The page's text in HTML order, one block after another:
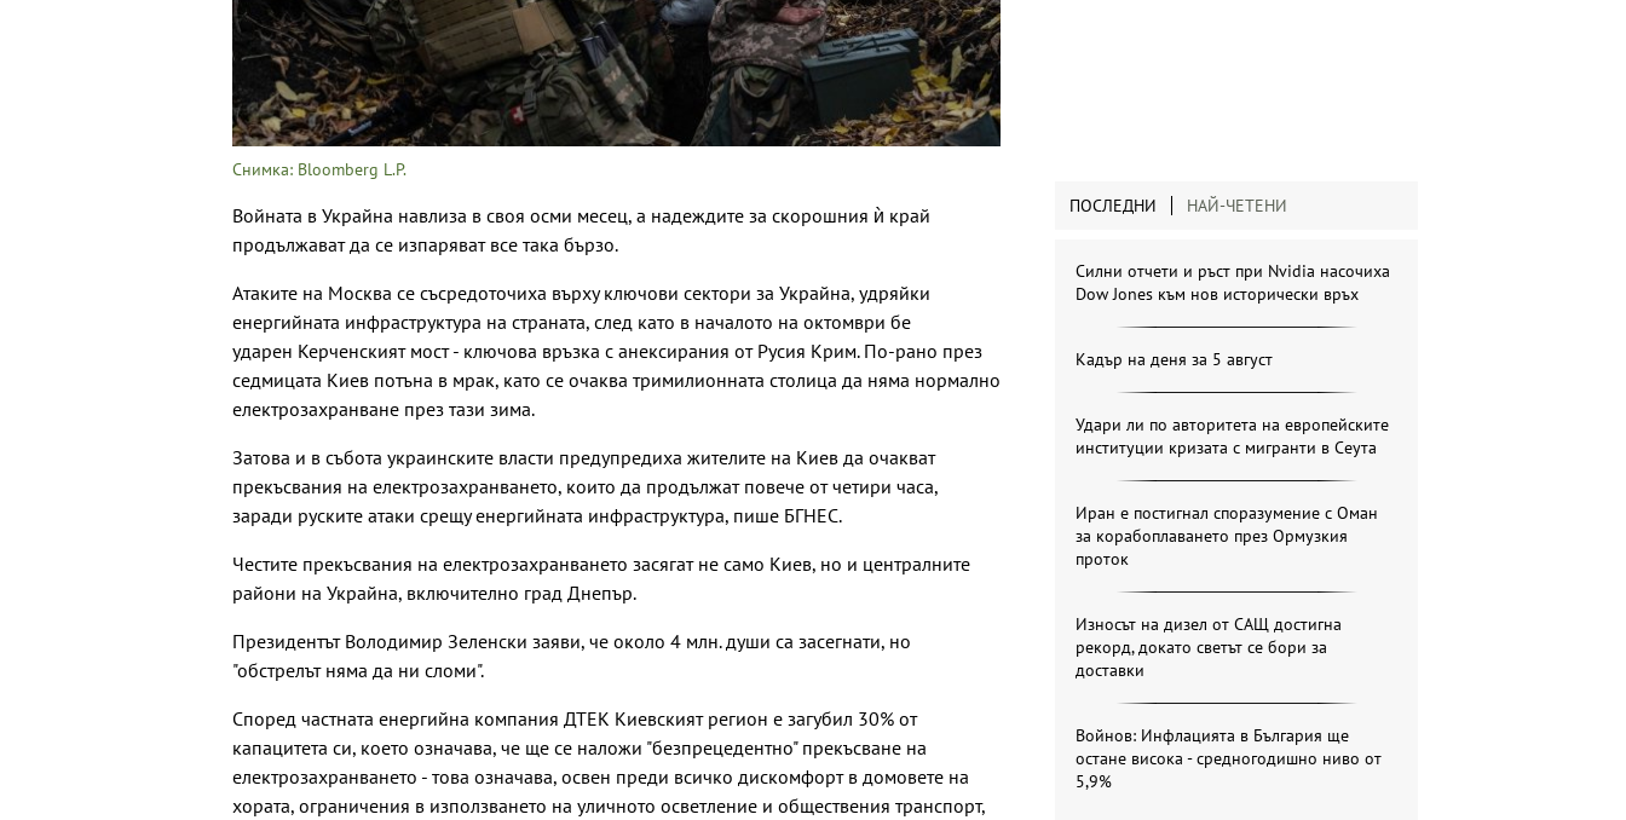
Снимка: Bloomberg L.P.
Войната в Украйна навлиза в своя осми месец, а надеждите за скорошния ѝ край
продължават да се изпаряват все така бързо.
Атаките на Москва се съсредоточиха върху ключови сектори за Украйна, удряйки
енергийната инфраструктура на страната, след като в началото на октомври бе
ударен Керченският мост - ключова връзка с анексирания от Русия Крим. По-рано през
седмицата Киев потъна в мрак, като се очаква тримилионната столица да няма нормално
електрозахранване през тази зима.
Затова и в събота украинските власти предупредиха жителите на Киев да очакват
прекъсвания на електрозахранването, които да продължат повече от четири часа,
заради руските атаки срещу енергийната инфраструктура, пише БГНЕС.
Честите прекъсвания на електрозахранването засягат не само Киев, но и централните
райони на Украйна, включително град Днепър.
Президентът Володимир Зеленски заяви, че около 4 млн. души са засегнати, но
"обстрелът няма да ни сломи".
Според частната енергийна компания ДТЕК Киевският регион е загубил 30% от
капацитета си, което означава, че ще се наложи "безпрецедентно" прекъсване на
електрозахранването - това означава, освен преди всичко дискомфорт в домовете на
хората, ограничения в използването на уличното осветление и обществения транспорт,
ПОСЛЕДНИ НАЙ-ЧЕТЕНИ
Силни отчети и ръст при Nvidia насочиха
Dow Jones към нов исторически връх
Кадър на деня за 5 август
Удари ли по авторитета на европейските
институции кризата с мигранти в Сеута
Иран е постигнал споразумение с Оман
за корабоплаването през Ормузкия
проток
Износът на дизел от САЩ достигна
рекорд, докато светът се бори за
доставки
Войнов: Инфлацията в България ще
остане висока - средногодишно ниво от
5,9%